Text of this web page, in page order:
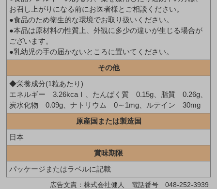
お召し上がりになる前にお医者様とご相談ください。
●食品のため衛生的な環境でお取り扱いください。
●本品は原材料の性質上、外観に多少の違いが生じる場合が
ございます。
●乳幼児の手の届かないところに置いてください。
その他
◆栄養成分(1粒あたり)
エネルギー 3.26kcaｌ、たんぱく質 0.15g、脂質 0.26g、
炭水化物 0.09g、ナトリウム 0～1mg、ルテイン 30mg
原産国または製造国
日本
賞味期限
パッケージまたはラベルに記載
広告文責：株式会社健人 電話番号 048-252-3939